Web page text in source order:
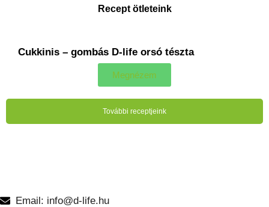
Recept ötleteink
Cukkinis – gombás D-life orsó tészta
Megnézem
További receptjeink
Email: info@d-life.hu